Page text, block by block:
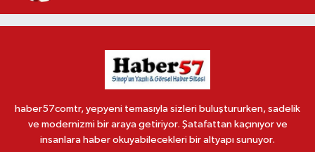
haber57comtr, yepyeni temasıyla sizleri buluştururken, sadelik
ve modernizmi bir araya getiriyor. Şatafattan kaçınıyor ve
insanlara haber okuyabilecekleri bir altyapı sunuyor.